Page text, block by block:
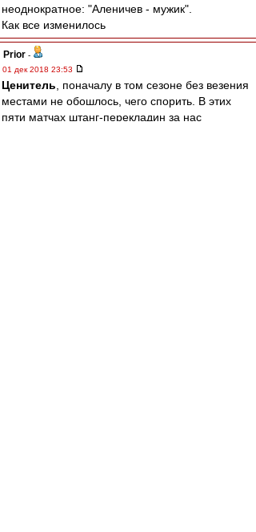
неоднократное: "Аленичев - мужик".
Как все изменилось
Prior -
01 дек 2018 23:53
Ценитель , поначалу в том сезоне без везения
местами не обошлось, чего спорить. В этих
пяти матчах штанг-перекладин за нас